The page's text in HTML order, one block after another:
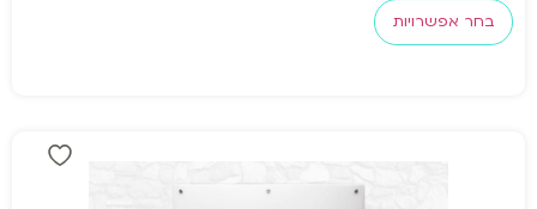
בחר אפשרויות